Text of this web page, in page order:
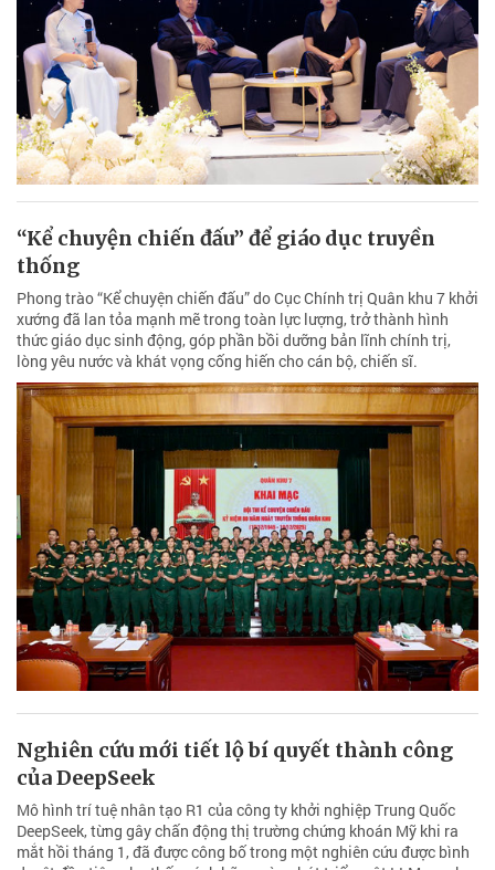
“Kể chuyện chiến đấu” để giáo dục truyền
thống
Phong trào “Kể chuyện chiến đấu” do Cục Chính trị Quân khu 7 khởi
xướng đã lan tỏa mạnh mẽ trong toàn lực lượng, trở thành hình
thức giáo dục sinh động, góp phần bồi dưỡng bản lĩnh chính trị,
lòng yêu nước và khát vọng cống hiến cho cán bộ, chiến sĩ.
Nghiên cứu mới tiết lộ bí quyết thành công
của DeepSeek
Mô hình trí tuệ nhân tạo R1 của công ty khởi nghiệp Trung Quốc
DeepSeek, từng gây chấn động thị trường chứng khoán Mỹ khi ra
mắt hồi tháng 1, đã được công bố trong một nghiên cứu được bình